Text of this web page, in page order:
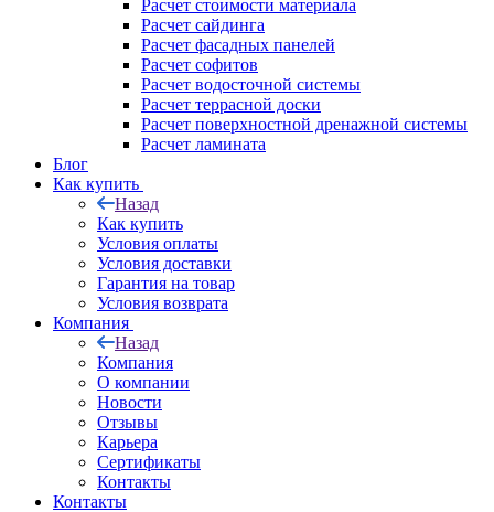
Расчет стоимости материала
Расчет сайдинга
Расчет фасадных панелей
Расчет софитов
Расчет водосточной системы
Расчет террасной доски
Расчет поверхностной дренажной системы
Расчет ламината
Блог
Как купить
Назад
Как купить
Условия оплаты
Условия доставки
Гарантия на товар
Условия возврата
Компания
Назад
Компания
О компании
Новости
Отзывы
Карьера
Сертификаты
Контакты
Контакты